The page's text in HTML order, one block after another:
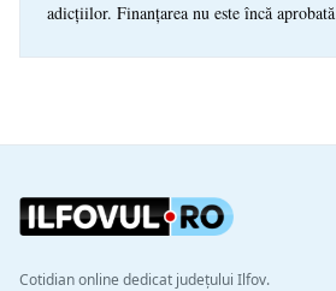
adicțiilor. Finanțarea nu este încă aprobată
Cotidian online dedicat județului Ilfov.